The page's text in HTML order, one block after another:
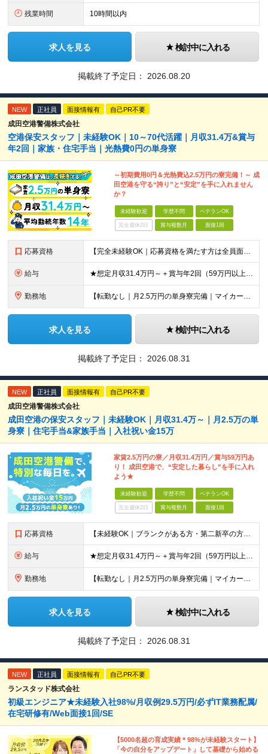
残業時間 10時間以内
求人を見る 検討中に入れる
掲載終了予定日： 2026.08.20
NEW 正社員 面接情報有 自己PR不要
成田空港警備株式会社
空港保安スタッフ｜未経験OK｜10～70代活躍｜月収31.4万&賞与
年2回｜家族・住宅手当｜光熱費0円の単身寮
～初期費用0円＆光熱費込2.5万円の寮完備！～ 成
田空港を守る“誇り”と“安定”を手に入れません
か？
未経験歓迎 学歴不問 ベテランOK
完全週休2日 賞与複数月 面接1回
応募資格 【完全未経験OK｜応募資格を満たす方は全員面接！】 ◎学歴不問／前職不問／転職回数不問 ◎自動車免許・英語力なども一切不問 ◎58歳以下の方（長期のキャリア形成を図るため） ブランクがある方、正社員
給与 ★想定月収31.4万円～＋賞与年2回（59万円以上） ★入社お祝い金15万円支給 ★水道+光熱費無料の家賃がリーズナブルな社員寮(単身寮)あり！ 月給24万5000円以上(基本給21万1000円＋業
勤務地 【転勤なし｜月2.5万円の単身寮完備｜マイカー・バイク通勤OK】 成田空港または空港関連施設での勤務となります。 お住まいや希望を考慮し、千葉市美浜区・四街道市への配属となる場合もあります。 【本社
求人を見る 検討中に入れる
掲載終了予定日： 2026.08.31
NEW 正社員 面接情報有 自己PR不要
成田空港警備株式会社
成田空港の保安スタッフ｜未経験OK｜月収31.4万～｜月2.5万の単
身寮｜住宅手当&家族手当｜入社祝い金15万
家賃2.5万円の寮／月収31.4万円／賞与59万円あ
り！ 成田空港で、“安定した暮らし”を手に入れ
よう★
未経験歓迎 学歴不問 ベテランOK
完全週休2日 賞与複数月 面接1回
応募資格 【未経験OK｜ブランクがある方・第二新卒の方・正社員が初めての方も歓迎！】 ★応募資格を満たす方は面接確約！ ★20代・30代の若手スタッフも多数活躍中！ ◎58歳以下の方（長期のキャリア形成を図る
給与 ★想定月収31.4万円～＋賞与年2回（59万円以上） ★入社お祝い金15万円支給 ★水道+光熱費無料の家賃がリーズナブルな社員寮(単身寮)あり！ ★住宅手当&家族手当あり 月給24万5000円以上(
勤務地 【転勤なし｜月2.5万円の単身寮完備｜マイカー・バイク通勤OK】 成田空港または空港関連施設での勤務となります。 お住まいや希望を考慮し、千葉市美浜区・四街道市への配属となる場合もあります。 【本社
求人を見る 検討中に入れる
掲載終了予定日： 2026.08.31
NEW 正社員 面接情報有 自己PR不要
ランスタッド株式会社
初級エンジニア★未経験入社98%/月収例29.5万円/必ずIT業務配属/
在宅研修有/Web面接1回/SE
【5000名超の育成実績＊98%が未経験スタート】
「今の自分をアップデート」して基礎から始める